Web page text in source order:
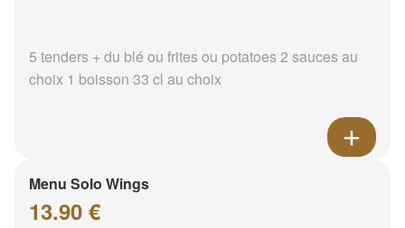
5 tenders + du blé ou frites ou potatoes 2 sauces au
choix 1 boisson 33 cl au choix
Menu Solo Wings
13.90 €